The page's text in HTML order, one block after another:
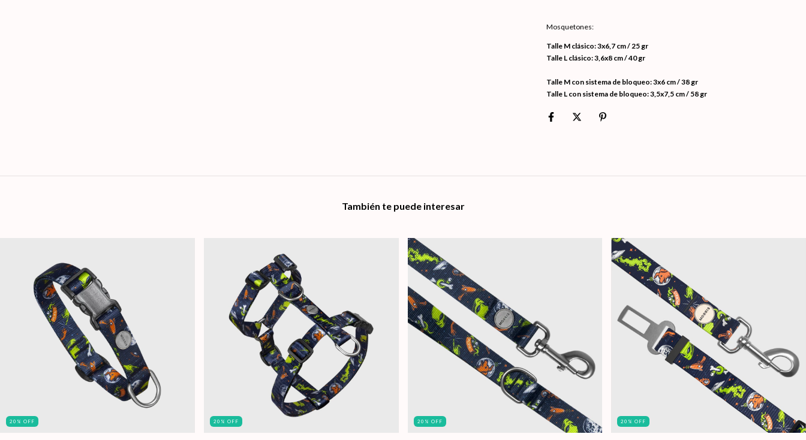
Mosquetones:
Talle M clásico: 3x6,7 cm / 25 gr
Talle L clásico: 3,6x8 cm / 40 gr
Talle M con sistema de bloqueo: 3x6 cm / 38 gr
Talle L con sistema de bloqueo: 3,5x7,5 cm / 58 gr
También te puede interesar
20 % OFF 20 % OFF 20 % OFF 20 %OFF